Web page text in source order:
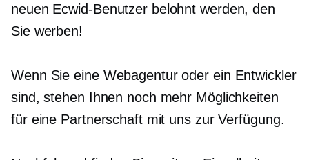
neuen Ecwid-Benutzer belohnt werden, den
Sie werben!
Wenn Sie eine Webagentur oder ein Entwickler
sind, stehen Ihnen noch mehr Möglichkeiten
für eine Partnerschaft mit uns zur Verfügung.